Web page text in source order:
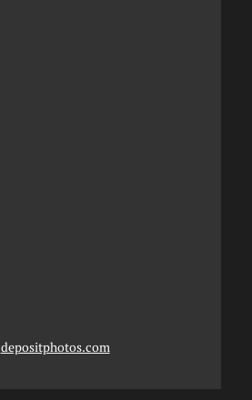
depositphotos.com